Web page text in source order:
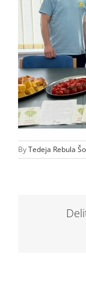
ByTedeja Rebula